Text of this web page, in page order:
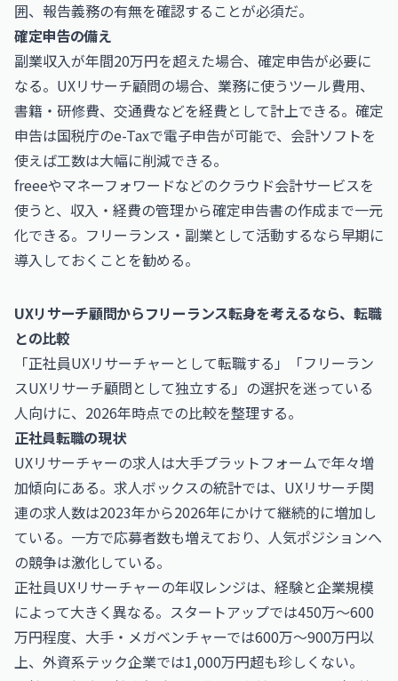
囲、報告義務の有無を確認することが必須だ。
確定申告の備え
副業収入が年間20万円を超えた場合、確定申告が必要に
なる。UXリサーチ顧問の場合、業務に使うツール費用、
書籍・研修費、交通費などを経費として計上できる。確定
申告は国税庁のe-Taxで電子申告が可能で、会計ソフトを
使えば工数は大幅に削減できる。
freeeやマネーフォワードなどのクラウド会計サービスを
使うと、収入・経費の管理から確定申告書の作成まで一元
化できる。フリーランス・副業として活動するなら早期に
導入しておくことを勧める。
UXリサーチ顧問からフリーランス転身を考えるなら、転職
との比較
「正社員UXリサーチャーとして転職する」「フリーラン
スUXリサーチ顧問として独立する」の選択を迷っている
人向けに、2026年時点での比較を整理する。
正社員転職の現状
UXリサーチャーの求人は大手プラットフォームで年々増
加傾向にある。求人ボックスの統計では、UXリサーチ関
連の求人数は2023年から2026年にかけて継続的に増加し
ている。一方で応募者数も増えており、人気ポジションへ
の競争は激化している。
正社員UXリサーチャーの年収レンジは、経験と企業規模
によって大きく異なる。スタートアップでは450万〜600
万円程度、大手・メガベンチャーでは600万〜900万円以
上、外資系テック企業では1,000万円超も珍しくない。